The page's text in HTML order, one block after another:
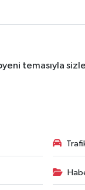
temasıyla